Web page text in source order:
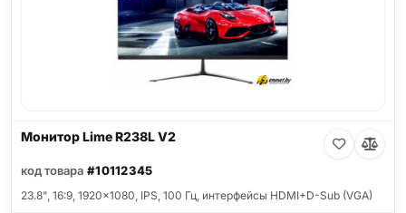
Монитор Lime R238L V2
код товара #10112345
23.8", 16:9, 1920x1080, IPS, 100 Гц, интерфейсы HDMI+D-Sub (VGA)